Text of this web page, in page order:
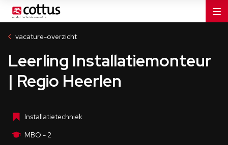
vacature-overzicht
Leerling Installatiemonteur
| Regio Heerlen
Installatietechniek
MBO - 2
MBO - 2
Heerlen
40 uur per week